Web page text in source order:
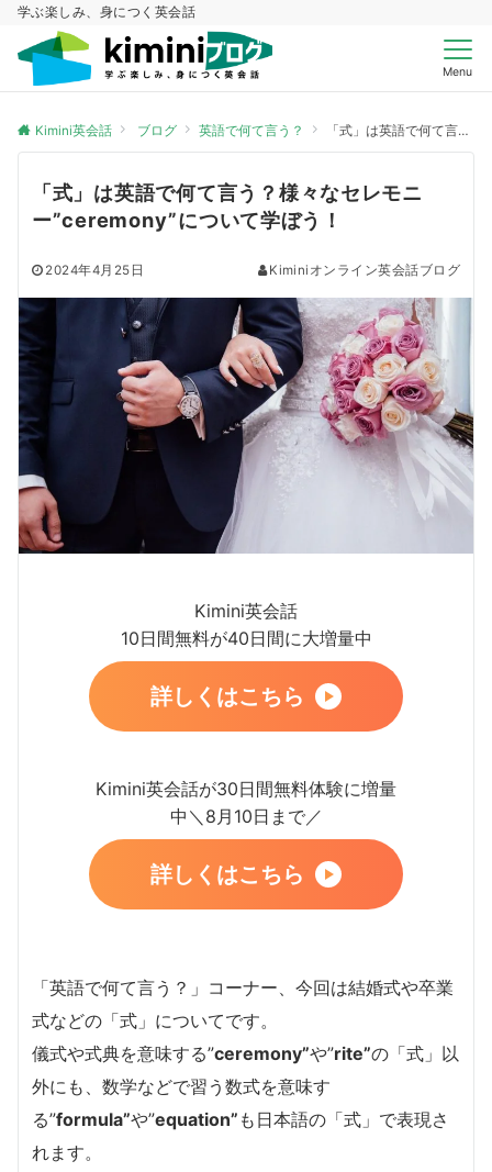
学ぶ楽しみ、身につく英会話
Menu
Kimini英会話 ブログ 英語で何て言う？ 「式」は英語で何て言う？様々なセレモニー”ceremony”について学ぼう！
「式」は英語で何て言う？様々なセレモニ
ー”ceremony”について学ぼう！
2024年4月25日 Kiminiオンライン英会話ブログ
Kimini英会話
10日間無料が40日間に大増量中
詳しくはこちら
Kimini英会話が30日間無料体験に増量
中＼8月10日まで／
詳しくはこちら
「英語で何て言う？」コーナー、今回は結婚式や卒業
式などの「式」についてです。
儀式や式典を意味する”ceremony”や”rite”の「式」以
外にも、数学などで習う数式を意味す
る”formula”や”equation” も日本語の「式」で表現さ
れます。